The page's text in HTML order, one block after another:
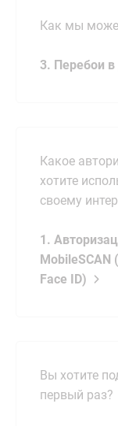
Как мы
3. Перебои в
Какое
хотите
своему
1.
MobileSCAN
Face ID)
Вы хотите
первый раз?